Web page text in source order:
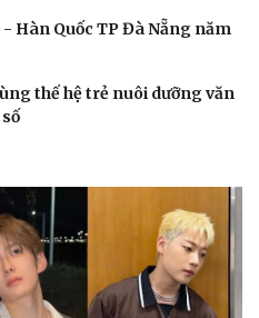
Hàn Quốc TP Đà Nẵng năm
thế hệ trẻ nuôi dưỡng văn